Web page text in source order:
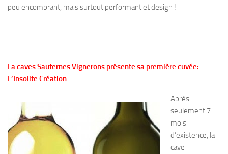
peu encombrant, mais surtout performant et design !
La caves Sauternes Vignerons présente sa première cuvée:
L’Insolite Création
Après
seulement 7
mois
d’existence, la
cave